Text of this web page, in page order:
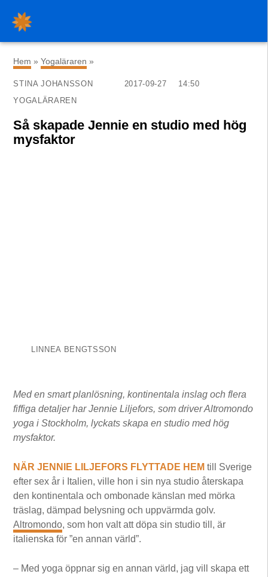
Hem »Yogaläraren »
STINA JOHANSSON 2017-09-27
14:50
YOGALÄRAREN
Så skapade Jennie en studio med hög
mysfaktor
LINNEA BENGTSSON
Med en smart planlösning, kontinentala inslag och flera
fiffiga detaljer har Jennie Liljefors, som driver Altromondo
yoga i Stockholm, lyckats skapa en studio med hög
mysfaktor.
NÄR JENNIE LILJEFORS FLYTTADE HEM till Sverige
efter sex år i Italien, ville hon i sin nya studio återskapa
den kontinentala och ombonade känslan med mörka
träslag, dämpad belysning och uppvärmda golv.
Altromondo, som hon valt att döpa sin studio till, är
italienska för ”en annan värld”.
– Med yoga öppnar sig en annan värld, jag vill skapa ett